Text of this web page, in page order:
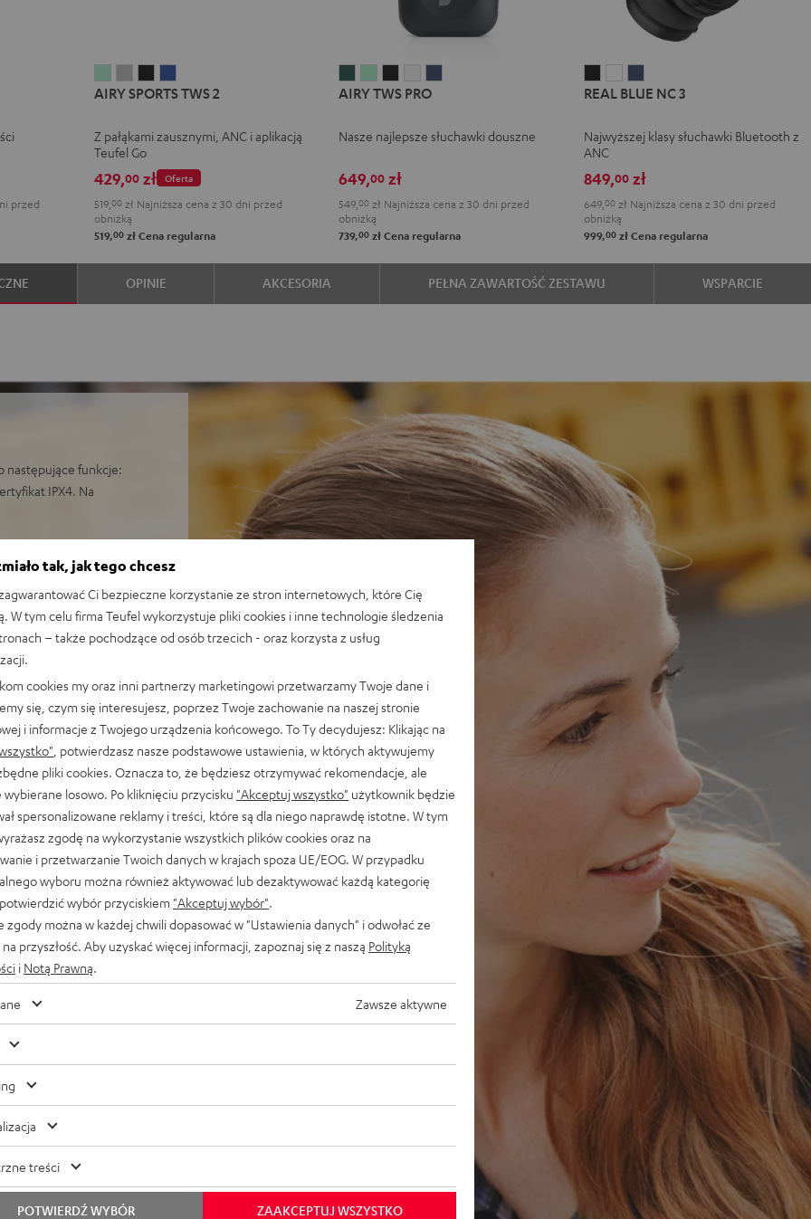
przed
SPORTS
2
Misty
Green
SPORTS
2
Moon
Gray
SPORTS
2
Black
SPORTS
2
Blue
AIRY SPORTS TWS 2
Z pałąkami zausznymi, ANC i aplikacją
Teufel Go
Oferta
429,00zł
519, 00zł Najniższa cena z 30 dni przed
obniżką
519,00złCena regularna
TWS
Cosmic
TWS
Misty
TWS
Night
TWS
SilverSteel
AIRY TWS PRO
Nasze najlepsze słuchawki douszne
649,00 zł
549,00 zł Najniższa cena z 30 dni przed
obniżką
739,00 zł Cena regularna
BLUE
3
Night
Black
BLUE
3
White
BLUE
3
Blue
REAL BLUE NC 3
Najwyższej klasy słuchawki Bluetooth z
ANC
849,00 zł
649,00 zł Najniższa cena z 30 dni przed
obniżką
999,00 zł Cena regularna
OPINIE AKCESORIA PEŁNA ZAWARTOŚĆ ZESTAWU WSPARCIE
następujące funkcje:
IPX4. Na
Noise Cancelling (ANC)
transparentnego w celu
Amazon Music,
z ruchem warg
do uzyskania szerokiego
średnich i mocnych
ponad 24 godzin
bez ANC
są odporne na deszcz,
transmisję drgań
nadają się także do
głosowy Google
dźwiękowe,
oraz na etui,
wkładki (XS, S, M, L, XL) w
idealne i komfortowe
większy poziom
ładowanie etui,
ulepszona
tak, jak tego chcesz
Ci bezpieczne korzystanie ze stron internetowych, które Cię
W tym celu firma Teufel wykorzystuje pliki cookies i inne technologie śledzenia
– także pochodzące od osób trzecich - oraz korzysta z usług
cookies my oraz inni partnerzy marketingowi przetwarzamy Twoje dane i
się, czym się interesujesz, poprzez Twoje zachowanie na naszej stronie
i informacje z Twojego urządzenia końcowego. To Ty decydujesz: Klikając na
, potwierdzasz nasze podstawowe ustawienia, w których aktywujemy
pliki cookies. Oznacza to, że będziesz otrzymywać rekomendacje, ale
wybierane losowo. Po kliknięciu przycisku "Akceptuj wszystko" użytkownik będzie
spersonalizowane reklamy i treści, które są dla niego naprawdę istotne. W tym
zgodę na wykorzystanie wszystkich plików cookies oraz na
i przetwarzanie Twoich danych w krajach spoza UE/EOG. W przypadku
wyboru można również aktywować lub dezaktywować każdą kategorię
wybór przyciskiem "Akceptuj wybór"
zgody można w każdej chwili dopasować w "Ustawienia danych" i odwołać ze
przyszłość. Aby uzyskać więcej informacji, zapoznaj się z naszą Polityką
i Notą Prawną
Zawsze aktywne
treści
ZAAKCEPTUJ WSZYSTKO
POTWIERDŹ WYBÓR